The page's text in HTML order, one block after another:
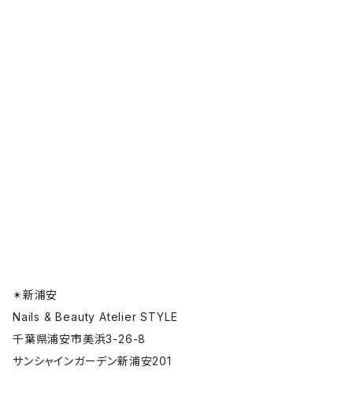
✴︎新浦安
Nails & Beauty Atelier STYLE
千葉県浦安市美浜3-26-8
サンシャインガーデン新浦安201